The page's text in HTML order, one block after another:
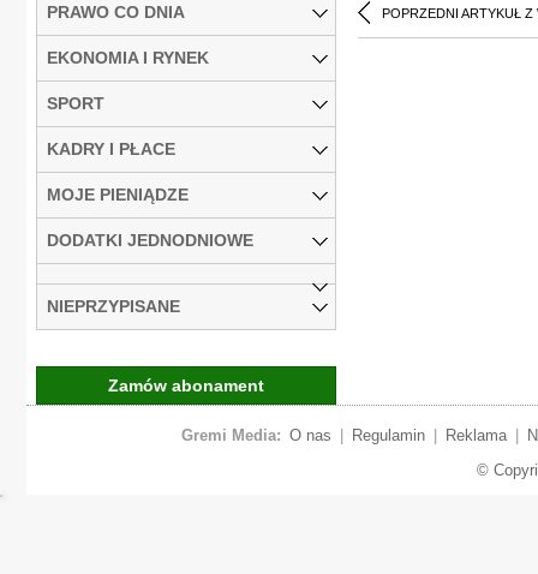
POPRZEDNI ARTYKUŁ Z
PRAWO CO DNIA
EKONOMIA I RYNEK
SPORT
KADRY I PŁACE
MOJE PIENIĄDZE
DODATKI JEDNODNIOWE
NIEPRZYPISANE
Zamów abonament
Gremi Media: O nas Regulamin Reklama
©